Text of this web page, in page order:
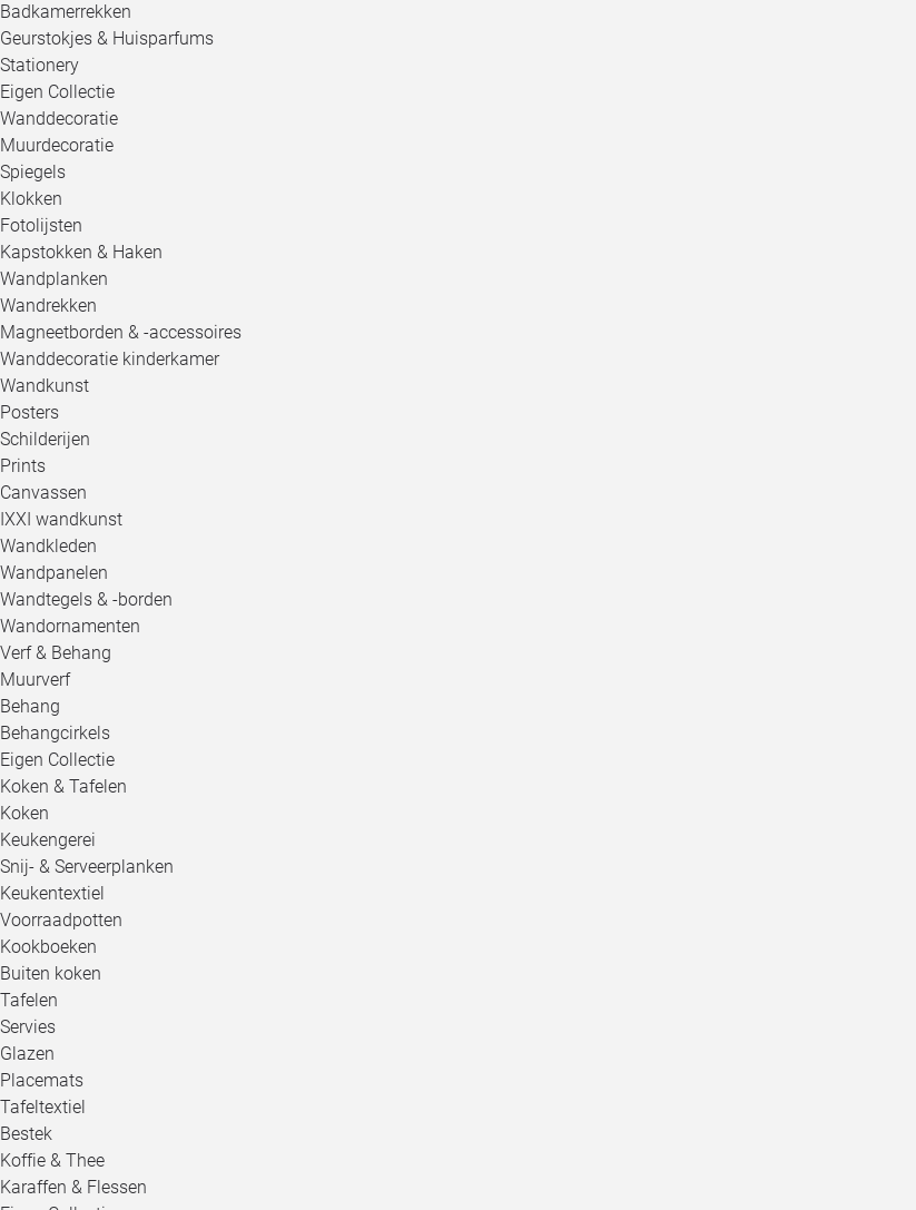
Badkamerrekken
Geurstokjes & Huisparfums
Stationery
Eigen Collectie
Wanddecoratie
Muurdecoratie
Spiegels
Klokken
Fotolijsten
Kapstokken & Haken
Wandplanken
Wandrekken
Magneetborden & -accessoires
Wanddecoratie kinderkamer
Wandkunst
Posters
Schilderijen
Prints
Canvassen
IXXI wandkunst
Wandkleden
Wandpanelen
Wandtegels & -borden
Wandornamenten
Verf & Behang
Muurverf
Behang
Behangcirkels
Eigen Collectie
Koken & Tafelen
Koken
Keukengerei
Snij- & Serveerplanken
Keukentextiel
Voorraadpotten
Kookboeken
Buiten koken
Tafelen
Servies
Glazen
Placemats
Tafeltextiel
Bestek
Koffie & Thee
Karaffen & Flessen